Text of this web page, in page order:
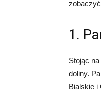
1.
Stojąc
doliny.
Bialskie i